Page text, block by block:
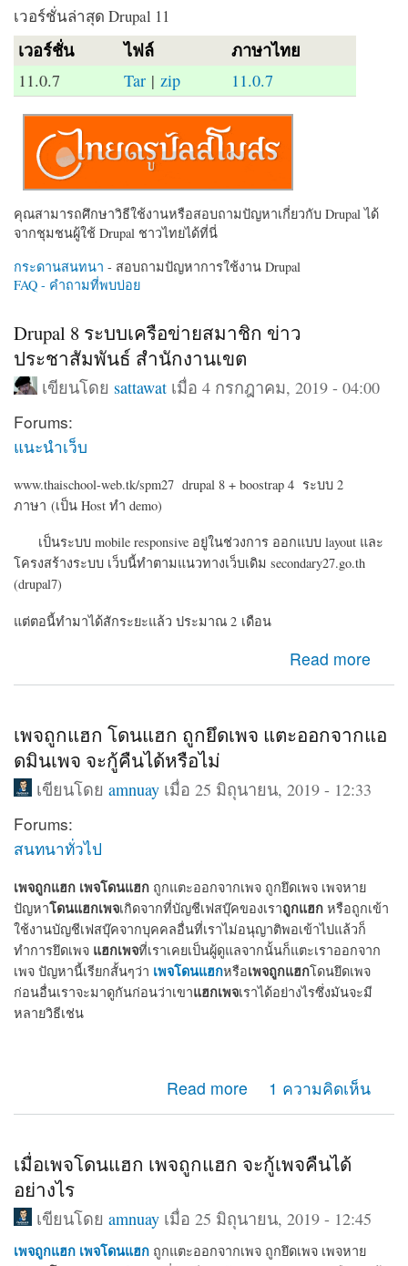
เวอร์ชั่นล่าสุด Drupal 11
เวอร์ชั่น ไฟล์ ภาษาไทย
11.0.7 Tar | zip 11.0.7
คุณสามารถศึกษาวิธีใช้งานหรือสอบถามปัญหาเกี่ยวกับ Drupal ได้
จากชุมชนผู้ใช้ Drupal ชาวไทยได้ที่นี่
กระดานสนทนา - สอบถามปัญหาการใช้งาน Drupal
FAQ - คำถามที่พบบ่อย
Drupal 8 ระบบเครือข่ายสมาชิก ข่าว
ประชาสัมพันธ์ สำนักงานเขต
เขียนโดย sattawat เมื่อ 4 กรกฎาคม, 2019 - 04:00
Forums:
แนะนำเว็บ
www.thaischool-web.tk/spm27 drupal 8 + boostrap 4 ระบบ 2
ภาษา (เป็น Host ทำ demo)
เป็นระบบ mobile responsive อยู่ในช่วงการ ออกแบบ layout และ
โครงสร้างระบบ เว็บนี้ทำตามแนวทางเว็บเดิม secondary27.go.th
(drupal7)
แต่ตอนี้ทำมาได้สักระยะแล้ว ประมาณ 2 เดือน
Read more
about Drupal 8 ระบบเครือข่ายสมาชิก ข่าวประชาสัมพันธ์
สำนักงานเขต
เพจถูกแฮก โดนแฮก ถูกยึดเพจ แตะออกจากแอ
ดมินเพจ จะกู้คืนได้หรือไม่
เขียนโดย amnuay เมื่อ 25 มิถุนายน, 2019 - 12:33
Forums:
สนทนาทั่วไป
เพจถูกแฮก เพจโดนแฮก ถูกแตะออกจากเพจ ถูกยึดเพจ เพจหาย
ปัญหาโดนแฮกเพจเกิดจากที่บัญชีเฟสบุ๊คของเราถูกแฮก หรือถูกเข้า
ใช้งานบัญชีเฟสบุ๊คจากบุคคลอื่นที่เราไม่อนุญาติพอเข้าไปแล้วก็
ทำการยึดเพจ แฮกเพจที่เราเคยเป็นผู้ดูแลจากนั้นก็แตะเราออกจาก
เพจ ปัญหานี้เรียกสั้นๆว่า เพจโดนแฮกหรือเพจถูกแฮกโดนยึดเพจ
ก่อนอื่นเราจะมาดูกันก่อนว่าเขาแฮกเพจเราได้อย่างไรซึ่งมันจะมี
หลายวิธีเช่น
Read more
about เพจถูกแฮก โดนแฮก ถูกยึดเพจ แตะออกจากแอดมิน
เพจ จะกู้คืนได้หรือไม่
1 ความคิดเห็น
เมื่อเพจโดนแฮก เพจถูกแฮก จะกู้เพจคืนได้
อย่างไร
เขียนโดย amnuay เมื่อ 25 มิถุนายน, 2019 - 12:45
เพจถูกแฮก เพจโดนแฮก ถูกแตะออกจากเพจ ถูกยึดเพจ เพจหาย